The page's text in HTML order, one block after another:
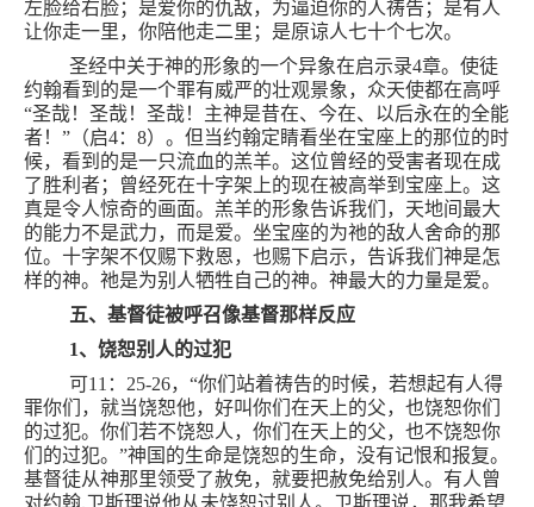
左脸给右脸；是爱你的仇敌，为逼迫你的人祷告；是有人
让你走一里，你陪他走二里；是原谅人七十个七次。
圣经中关于神的形象的一个异象在启示录4章。使徒
约翰看到的是一个罪有威严的壮观景象，众天使都在高呼
“圣哉！圣哉！圣哉！主神是昔在、今在、以后永在的全能
者！”（启4： 8）。但当约翰定睛看坐在宝座上的那位的时
候，看到的是一只流血的羔羊。这位曾经的受害者现在成
了胜利者；曾经死在十字架上的现在被高举到宝座上。这
真是令人惊奇的画面。羔羊的形象告诉我们，天地间最大
的能力不是武力，而是爱。坐宝座的为祂的敌人舍命的那
位。十字架不仅赐下救恩，也赐下启示，告诉我们神是怎
样的神。祂是为别人牺牲自己的神。神最大的力量是爱。
五、基督徒被呼召像基督那样反应
1、饶恕别人的过犯
可11 ： 25-26，“你们站着祷告的时候，若想起有人得
罪你们，就当饶恕他，好叫你们在天上的父，也饶恕你们
的过犯。你们若不饶恕人，你们在天上的父，也不饶恕你
们的过犯。”神国的生命是饶恕的生命，没有记恨和报复。
基督徒从神那里领受了赦免，就要把赦免给别人。有人曾
对约翰.卫斯理说他从未饶恕过别人。卫斯理说，那我希望